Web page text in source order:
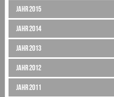
Jahr 2015
Jahr 2014
Jahr 2013
Jahr 2012
Jahr 2011